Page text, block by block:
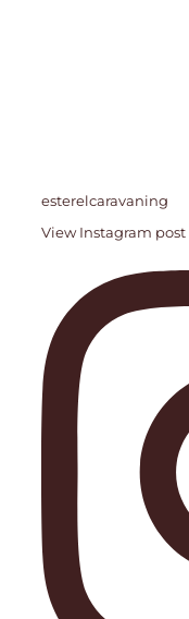
esterelcaravaning
View Instagram